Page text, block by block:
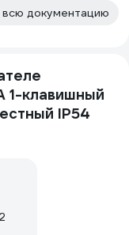
всю документацию
1-клавишный
IP54